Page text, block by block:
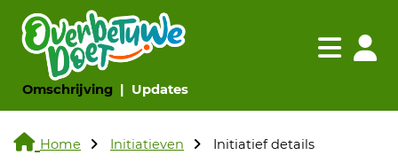
Omschrijving(huidige pagina)
Updates(huidige pagina)
Navigatie
Home Initiatieven Initiatief details